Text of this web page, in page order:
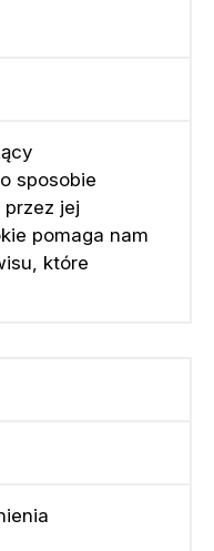
sposobie
jej
pomaga nam
które